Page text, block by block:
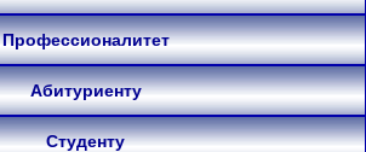
Профессионалитет
Абитуриенту
Студенту